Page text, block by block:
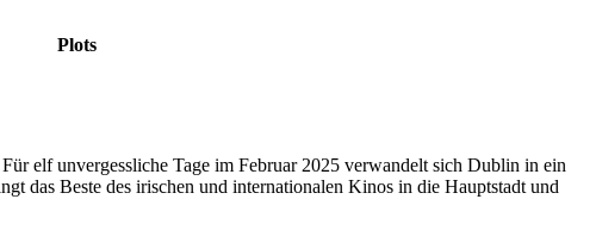
Plots
Für elf unvergessliche Tage im Februar 2025 verwandelt sich Dublin in ein
das Beste des irischen und internationalen Kinos in die Hauptstadt und